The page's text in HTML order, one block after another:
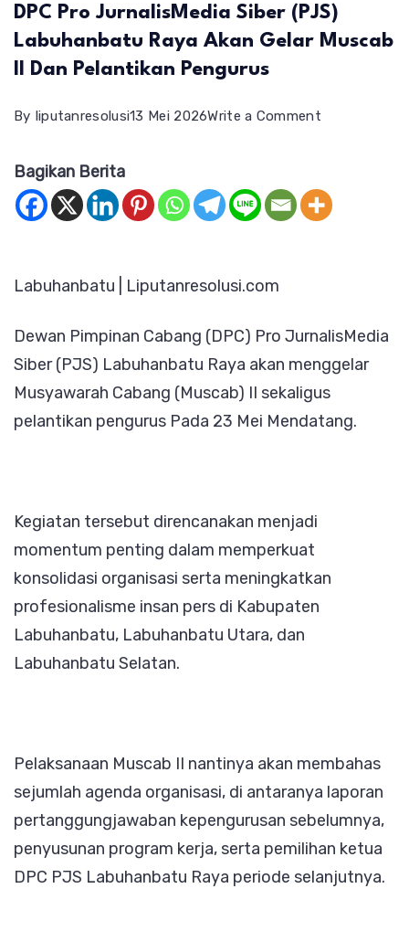
DPC Pro JurnalisMedia Siber (PJS)
Labuhanbatu Raya Akan Gelar Muscab
II Dan Pelantikan Pengurus
By liputanresolusi13 Mei 2026Write a Commenton
JurnalisMedia
Akan
Gelar
Muscab
II
Bagikan Berita
Labuhanbatu | Liputanresolusi.com
Dewan Pimpinan Cabang (DPC) Pro JurnalisMedia
Siber (PJS) Labuhanbatu Raya akan menggelar
Musyawarah Cabang (Muscab) II sekaligus
pelantikan pengurus Pada 23 Mei Mendatang.
Kegiatan tersebut direncanakan menjadi
momentum penting dalam memperkuat
konsolidasi organisasi serta meningkatkan
profesionalisme insan pers di Kabupaten
Labuhanbatu, Labuhanbatu Utara, dan
Labuhanbatu Selatan.
Pelaksanaan Muscab II nantinya akan membahas
sejumlah agenda organisasi, di antaranya laporan
pertanggungjawaban kepengurusan sebelumnya,
penyusunan program kerja, serta pemilihan ketua
DPC PJS Labuhanbatu Raya periode selanjutnya.